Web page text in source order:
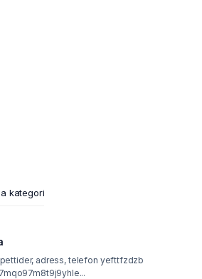
kategori
adress, telefon yefttfzdzb